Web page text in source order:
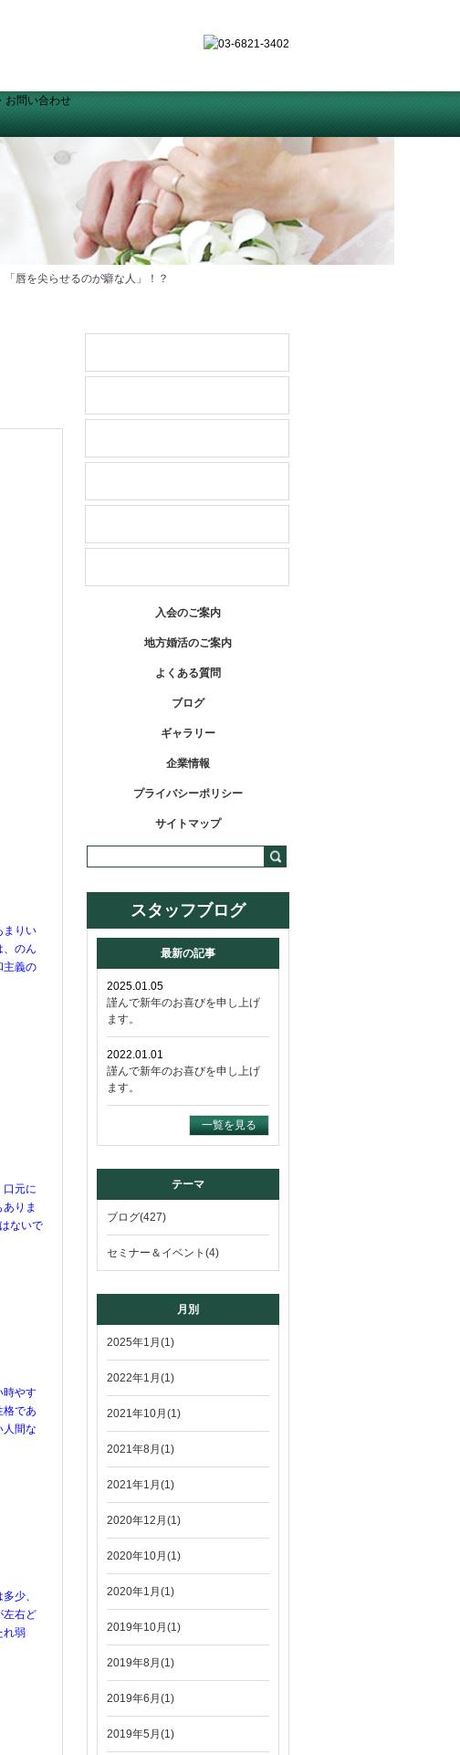
唇を尖らせるのが癖な人」！？
まりい
、のん
主義の
口元に
りま
ないで
時やす
格であ
人間な
少、
左右ど
れ弱
入会のご案内
地方婚活のご案内
よくある質問
ブログ
ギャラリー
企業情報
プライバシーポリシー
サイトマップ
スタッフブログ
最新の記事
2025.01.05
謹んで新年のお喜びを申し上げ
ます。
2022.01.01
謹んで新年のお喜びを申し上げ
ます。
一覧を見る
テーマ
ブログ(427)
セミナー＆イベント(4)
月別
2025年1月(1)
2022年1月(1)
2021年10月(1)
2021年8月(1)
2021年1月(1)
2020年12月(1)
2020年10月(1)
2020年1月(1)
2019年10月(1)
2019年8月(1)
2019年6月(1)
2019年5月(1)